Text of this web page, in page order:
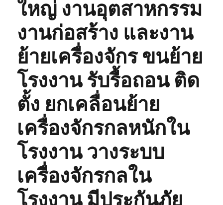
ใหญ่ งานอุตสาหกรรม
งานก่อสร้าง และงาน
ย้ายเครื่องจักร ขนย้าย
โรงงาน รับรื้อถอน ติด
ตั้ง ยกเคลื่อนย้าย
เครื่องจักรกลหนักใน
โรงงาน วางระบบ
เครื่องจักรกลใน
โรงงาน มีประกันภัย